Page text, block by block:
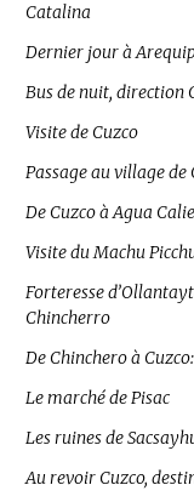
Catalina
Dernier jour à
Bus de nuit, direction
Visite de Cuzco
Passage au village de
De Cuzco à Agua
Visite du Machu
Forteresse
Chincherro
De Chinchero à
Le marché de Pisac
Les ruines de
Au revoir Cuzco,